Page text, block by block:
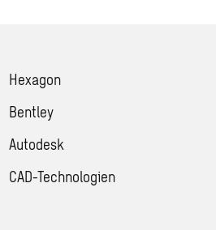
Hexagon
Bentley
Autodesk
CAD-Technologien